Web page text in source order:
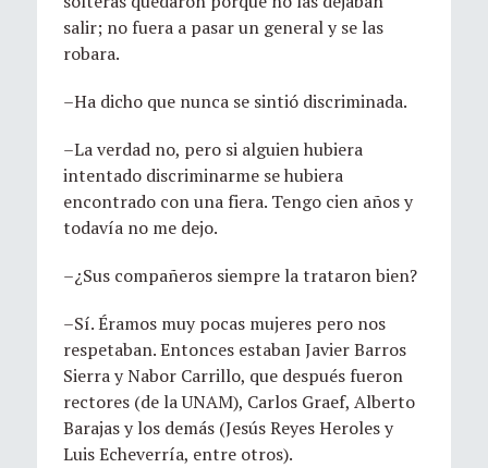
salir; no fuera a pasar un general y se las
robara.
–Ha dicho que nunca se sintió discriminada.
–La verdad no, pero si alguien hubiera
intentado discriminarme se hubiera
encontrado con una fiera. Tengo cien años y
todavía no me dejo.
–¿Sus compañeros siempre la trataron bien?
–Sí. Éramos muy pocas mujeres pero nos
respetaban. Entonces estaban Javier Barros
Sierra y Nabor Carrillo, que después fueron
rectores (de la UNAM), Carlos Graef, Alberto
Barajas y los demás (Jesús Reyes Heroles y
Luis Echeverría, entre otros).